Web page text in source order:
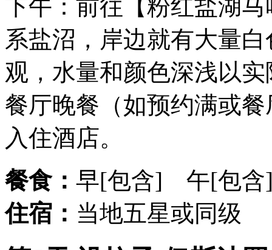
下午：前往【粉红盐湖
系盐沼，岸边就有大量
观，水量和颜色深浅以
餐厅晚餐（如预约满或
入住酒店。
餐食： 早[包含] 午[包
住宿： 当地五星或同级